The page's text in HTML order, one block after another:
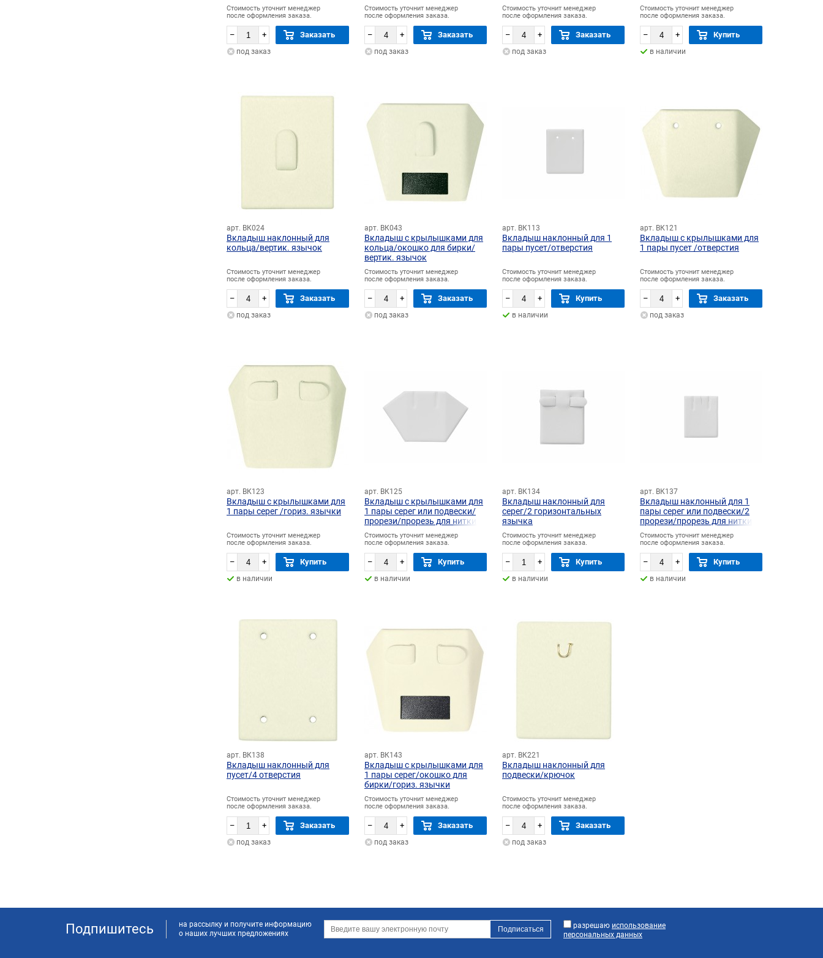
Стоимость уточнит менеджер
после оформления заказа.
– + Заказать
под заказ
Стоимость уточнит менеджер
после оформления заказа.
– + Заказать
под заказ
Стоимость уточнит менеджер
после оформления заказа.
– + Заказать
под заказ
Стоимость уточнит менеджер
после оформления заказа.
– + Купить
в наличии
арт. ВК024
Вкладыш наклонный для
кольца/вертик. язычок
Стоимость уточнит менеджер
после оформления заказа.
– + Заказать
под заказ
арт. ВК043
Вкладыш с крылышками для
кольца/окошко для бирки/
вертик. язычок
Стоимость уточнит менеджер
после оформления заказа.
– + Заказать
под заказ
арт. ВК113
Вкладыш наклонный для 1
пары пусет/отверстия
Стоимость уточнит менеджер
после оформления заказа.
– + Купить
в наличии
арт. ВК121
Вкладыш с крылышками для
1 пары пусет /отверстия
Стоимость уточнит менеджер
после оформления заказа.
– + Заказать
под заказ
арт. ВК123
Вкладыш с крылышками для
1 пары серег /гориз. язычки
Стоимость уточнит менеджер
после оформления заказа.
– + Купить
в наличии
арт. ВК125
Вкладыш с крылышками для
1 пары серег или подвески/
прорези/прорезь для нитки
Стоимость уточнит менеджер
после оформления заказа.
– + Купить
в наличии
арт. ВК134
Вкладыш наклонный для
серег/2 горизонтальных
язычка
Стоимость уточнит менеджер
после оформления заказа.
– + Купить
в наличии
арт. ВК137
Вкладыш наклонный для 1
пары серег или подвески/2
прорези/прорезь для нитки
Стоимость уточнит менеджер
после оформления заказа.
– + Купить
в наличии
арт. ВК138
Вкладыш наклонный для
пусет/4 отверстия
Стоимость уточнит менеджер
после оформления заказа.
– + Заказать
под заказ
арт. ВК143
Вкладыш с крылышками для
1 пары серег/окошко для
бирки/гориз. язычки
Стоимость уточнит менеджер
после оформления заказа.
– + Заказать
под заказ
арт. ВК221
Вкладыш наклонный для
подвески/крючок
Стоимость уточнит менеджер
после оформления заказа.
– + Заказать
под заказ
Подпишитесь
на рассылку и получите информацию
о наших лучших предложениях
разрешаю использование
персональных данных